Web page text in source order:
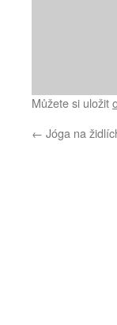
Můžete si uložit
← Jóga na